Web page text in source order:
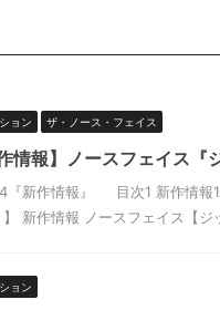
ョン ザ・ノース・フェイス
作情報】ノースフェイス『
新作情報』 目次1 新作情報
】 新作情報 ノースフェイス【ジ
ョン